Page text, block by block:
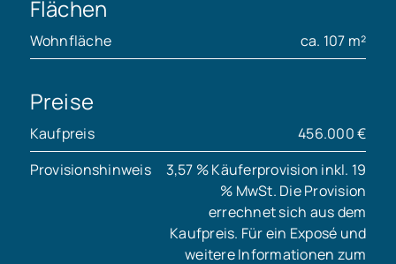
Flächen
Wohnfläche ca. 107 m²
Preise
Kaufpreis
456.000 €
Provisionshinweis
3,57 % Käuferprovision inkl. 19
% MwSt. Die Provision
errechnet sich aus dem
Kaufpreis. Für ein Exposé und
weitere Informationen zum